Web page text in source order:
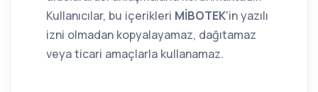
Kullanıcılar, bu içerikleri MİBOTEK'in yazılı
izni olmadan kopyalayamaz, dağıtamaz
veya ticari amaçlarla kullanamaz.